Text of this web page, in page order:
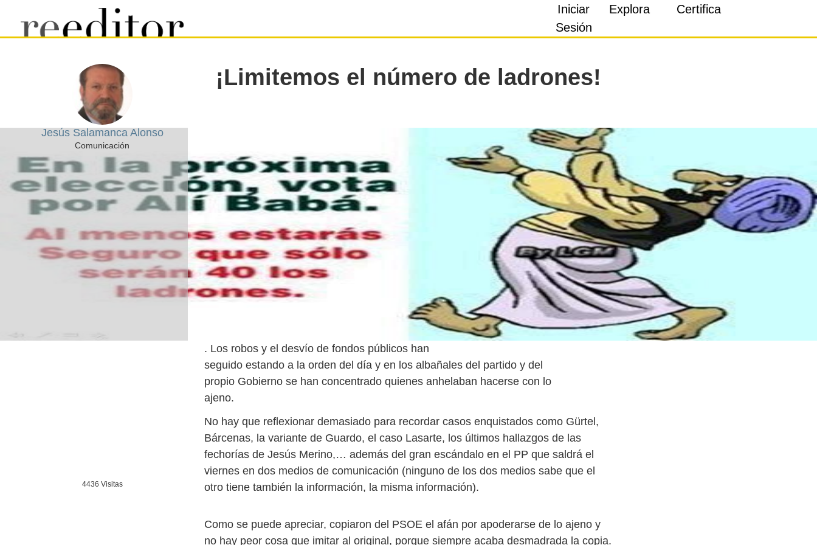
Iniciar
Sesión
Explora Certifica
Jesús Salamanca Alonso
Comunicación
¡Limitemos el número de ladrones!
4436 Visitas
. Los robos y el desvío de fondos públicos han
seguido estando a la orden del día y en los albañales del partido y del
propio Gobierno se han concentrado quienes anhelaban hacerse con lo
ajeno.
No hay que reflexionar demasiado para recordar casos enquistados como Gürtel,
Bárcenas, la variante de Guardo, el caso Lasarte, los últimos hallazgos de las
fechorías de Jesús Merino,… además del gran escándalo en el PP que saldrá el
viernes en dos medios de comunicación (ninguno de los dos medios sabe que el
otro tiene también la información, la misma información).
Como se puede apreciar, copiaron del PSOE el afán por apoderarse de lo ajeno y
no hay peor cosa que imitar al original, porque siempre acaba desmadrada la copia.